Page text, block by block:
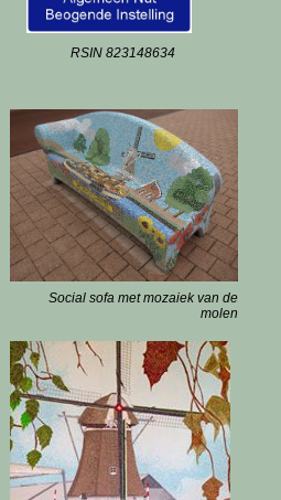
RSIN 823148634
Social sofa met mozaiek van de
molen